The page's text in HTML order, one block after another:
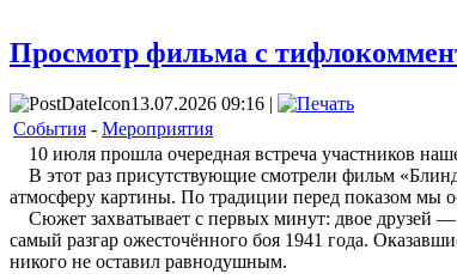
Просмотр фильма с
13.07.2026 09:16 |
События - Мероприятия
10 июля прошла очередная встреча участников
В этот раз присутствующие смотрели фильм
атмосферу картины. По традиции перед показом мы
Сюжет захватывает с первых минут: двое друзей
самый разгар ожесточённого боя 1941 года.
никого не оставил равнодушным.